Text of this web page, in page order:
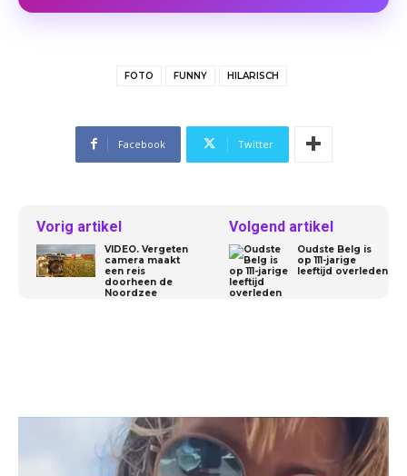
Reddid / Diginixy
Reddid / Grown_Man_Poops
FOTO FUNNY HILARISCH
Facebook Twitter
Vorig artikel
VIDEO. Vergeten
camera maakt
een reis
doorheen de
Noordzee
Volgend artikel
Oudste Belg is
op 111-jarige
leeftijd overleden